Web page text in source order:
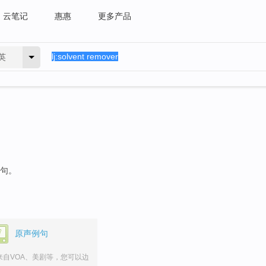
云笔记 惠惠 更多产品
。
原声例句
自VOA、美剧等，您可以边